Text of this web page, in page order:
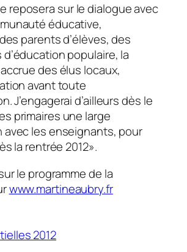
reposera sur le dialogue avec
éducative,
parents d’élèves, des
populaire, la
des élus locaux,
avant toute
J’engagerai d’ailleurs dès le
primaires une large
les enseignants, pour
la rentrée 2012».
le programme de la
www.martineaubry.fr
2012